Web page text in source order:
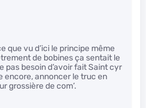
que vu d’ici le principe même
de bobines ça sentait le
besoin d’avoir fait Saint cyr
encore, annoncer le truc en
grossière de com’.